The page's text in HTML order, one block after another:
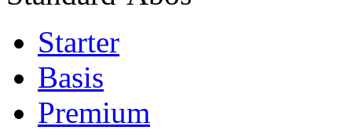
Starter
Basis
Premium